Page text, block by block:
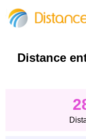
Distance